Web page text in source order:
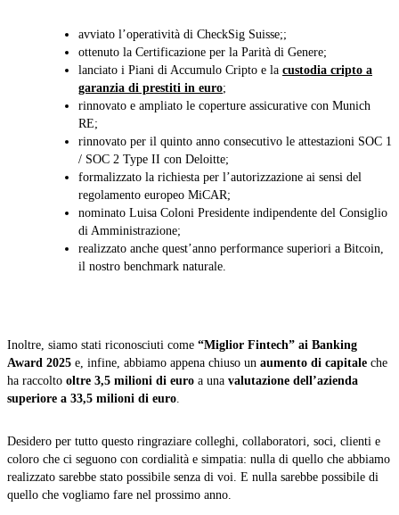
avviato l’operatività di CheckSig Suisse;;
ottenuto la Certificazione per la Parità di Genere;
lanciato i Piani di Accumulo Cripto e la custodia cripto a
garanzia di prestiti in euro;
rinnovato e ampliato le coperture assicurative con Munich
RE;
rinnovato per il quinto anno consecutivo le attestazioni SOC 1
/ SOC 2 Type II con Deloitte;
formalizzato la richiesta per l’autorizzazione ai sensi del
regolamento europeo MiCAR;
nominato Luisa Coloni Presidente indipendente del Consiglio
di Amministrazione;
realizzato anche quest’anno performance superiori a Bitcoin,
il nostro benchmark naturale.
Inoltre, siamo stati riconosciuti come “Miglior Fintech” ai Banking
Award 2025 e, infine, abbiamo appena chiuso un aumento di capitale che
ha raccolto oltre 3,5 milioni di euro a una valutazione dell’azienda
superiore a 33,5 milioni di euro.
Desidero per tutto questo ringraziare colleghi, collaboratori, soci, clienti e
coloro che ci seguono con cordialità e simpatia: nulla di quello che abbiamo
realizzato sarebbe stato possibile senza di voi. E nulla sarebbe possibile di
quello che vogliamo fare nel prossimo anno.